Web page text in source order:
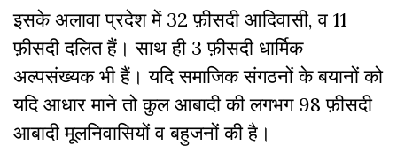
इसके अलावा प्रदेश में 32 फ़ीसदी आदिवासी, व 11
फ़ीसदी दलित हैं। साथ ही 3 फ़ीसदी धार्मिक
अल्पसंख्यक भी हैं। यदि समाजिक संगठनों के बयानों को
यदि आधार माने तो कुल आबादी की लगभग 98 फ़ीसदी
आबादी मूलनिवासियों व बहुजनों की है।